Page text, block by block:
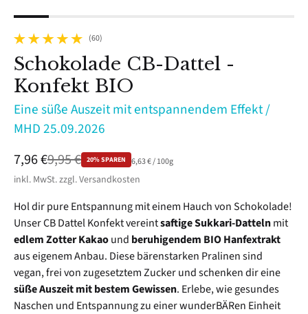
(60)
60 gesamte Bewertungen
Schokolade CB-Dattel -
Konfekt BIO
Eine süße Auszeit mit entspannendem Effekt /
MHD 25.09.2026
Verkaufspreis
7,96 €
Regulärer Preis
9,95 € 20% SPAREN Stückpreis
6,63 €/pro
100g
inkl. MwSt. zzgl. Versandkosten
Hol dir pure Entspannung mit einem Hauch von Schokolade!
Unser CB Dattel Konfekt vereintsaftige Sukkari-Dattelnmit
edlem Zotter Kakaound beruhigendem BIO Hanfextrakt
aus eigenem Anbau. Diese bärenstarken Pralinen sind
vegan, frei von zugesetztem Zucker und schenken dir eine
süße Auszeit mit bestem Gewissen. Erlebe, wie gesundes
Naschen und Entspannung zu einer wunderBÄRen Einheit